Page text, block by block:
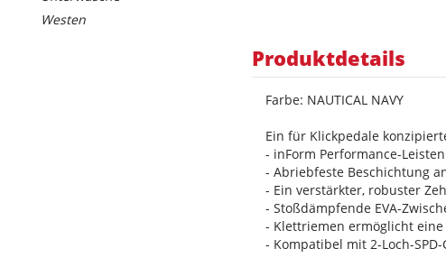
Westen
Produktdetails
Farbe: NAUTICAL NAVY
Ein für Klickpedale
- inForm Performance-
- Abriebfeste Beschichtung
- Ein verstärkter, robuster
- Stoßdämpfende EVA-
- Klettriemen ermöglicht
- Kompatibel mit 2-Loch-SPD-